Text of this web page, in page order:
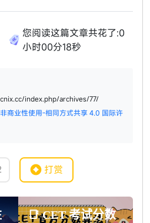
您阅读这篇文章共花了:0
小时00分19秒
index.php/archives/77/
商业性使用-相同方式共享 4.0 国际许
打赏
📑 CET 考试分数